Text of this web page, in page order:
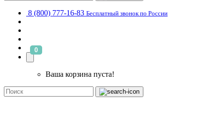
8 (800) 777-16-83 Бесплатный звонок по России
0
Ваша корзина пуста!